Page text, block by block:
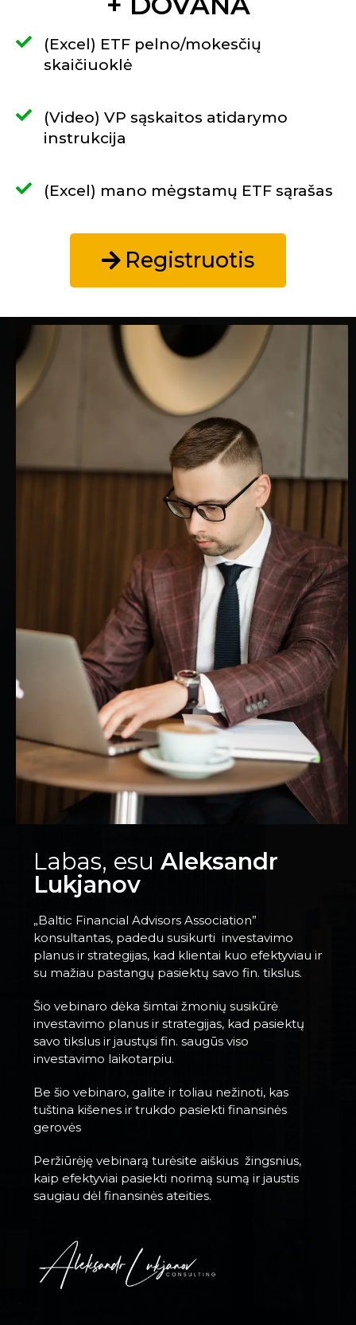
(Excel) ETF pelno/mokesčių
skaičiuoklė
(Video) VP sąskaitos atidarymo
instrukcija
(Excel) mano mėgstamų ETF sąrašas
Registruotis
Labas, esu Aleksandr
Lukjanov
„Baltic Financial Advisors Association”
konsultantas, padedu susikurti investavimo
planus ir strategijas, kad klientai kuo efektyviau ir
su mažiau pastangų pasiektų savo fin. tikslus.
Šio vebinaro dėka šimtai žmonių susikūrė
investavimo planus ir strategijas, kad pasiektų
savo tikslus ir jaustųsi fin. saugūs viso
investavimo laikotarpiu.
Be šio vebinaro, galite ir toliau nežinoti, kas
tuština kišenes ir trukdo pasiekti finansinės
gerovės
Peržiūrėję vebinarą turėsite aiškius žingsnius,
kaip efektyviai pasiekti norimą sumą ir jaustis
saugiau dėl finansinės ateities.